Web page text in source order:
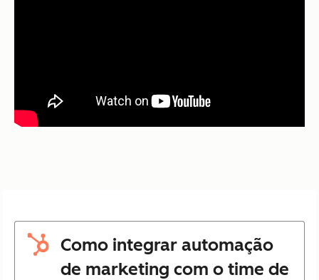
Como integrar automação
de marketing com o time de